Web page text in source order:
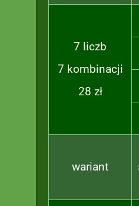
7 liczb
7 kombinacji
28 zł
wariant